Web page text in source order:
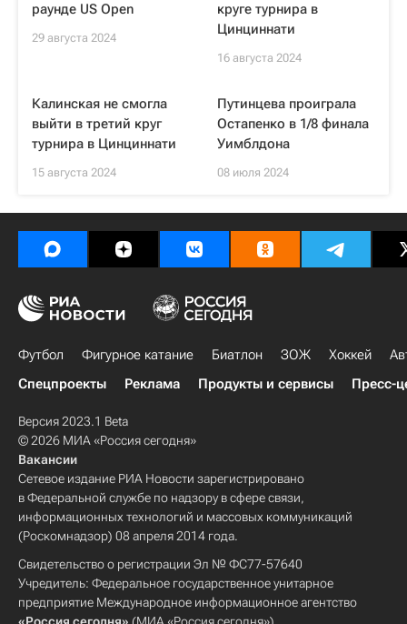
раунде US Open
29 августа 2024
круге турнира в
Цинциннати
16 августа 2024
Калинская не смогла
выйти в третий круг
турнира в Цинциннати
15 августа 2024
Путинцева проиграла
Остапенко в 1/8 финала
Уимблдона
08 июля 2024
Футбол Фигурное катание Биатлон ЗОЖ Хоккей
Спецпроекты
Реклама Продукты и сервисы Пресс-
Версия 2023.1 Beta
© 2026 МИА «Россия сегодня»
Вакансии
Сетевое издание РИА Новости зарегистрировано
в Федеральной службе по надзору в сфере связи,
информационных технологий и массовых коммуникаций
(Роскомнадзор) 08 апреля 2014 года.
Свидетельство о регистрации Эл № ФС77-57640
Учредитель: Федеральное государственное унитарное
предприятие Международное информационное агентство